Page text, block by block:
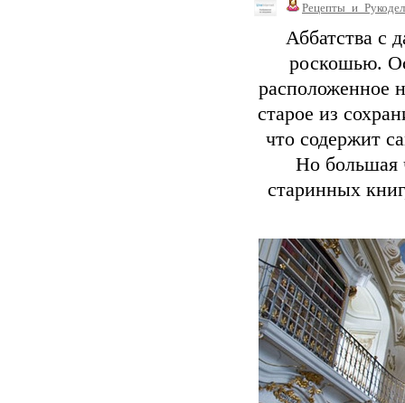
Аббатства с
роскошью.
расположенное
старое из
что содержит
Но большая
старинных